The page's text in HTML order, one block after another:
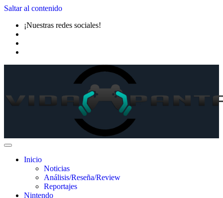
Saltar al contenido
¡Nuestras redes sociales!
Inicio
Noticias
Análisis/Reseña/Review
Reportajes
Nintendo